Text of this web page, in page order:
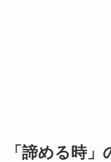
「諦める時